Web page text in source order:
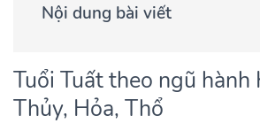
Nội dung bài viết
Tuổi Tuất theo ngũ hành
Thủy, Hỏa, Thổ